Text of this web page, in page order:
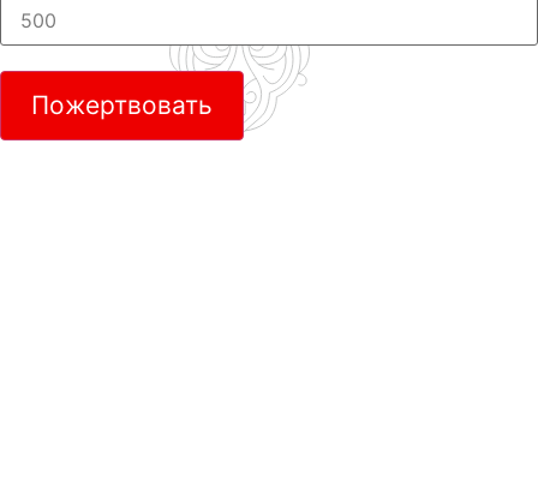
Пожертвовать